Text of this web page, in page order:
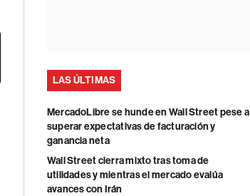
LAS ÚLTIMAS
MercadoLibre se hunde en Wall Street pese a
superar expectativas de facturación y
ganancia neta
Wall Street cierra mixto tras toma de
utilidades y mientras el mercado evalúa
avances con Irán